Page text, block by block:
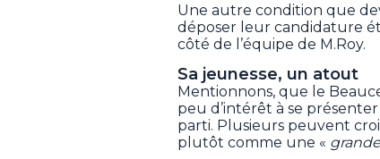
Une autre condition que
déposer leur candidature
côté de l’équipe de M.Roy.
Sa jeunesse, un atout
Mentionnons, que le
peu d’intérêt à se
parti. Plusieurs peuvent
plutôt comme une «